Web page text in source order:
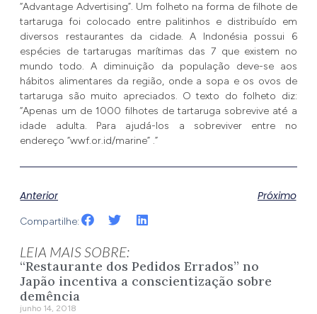
“Advantage Advertising”. Um folheto na forma de filhote de
tartaruga foi colocado entre palitinhos e distribuído em
diversos restaurantes da cidade. A Indonésia possui 6
espécies de tartarugas marítimas das 7 que existem no
mundo todo. A diminuição da população deve-se aos
hábitos alimentares da região, onde a sopa e os ovos de
tartaruga são muito apreciados. O texto do folheto diz:
“Apenas um de 1000 filhotes de tartaruga sobrevive até a
idade adulta. Para ajudá-los a sobreviver entre no
endereço “wwf.or.id/marine” .”
Anterior Próximo
Compartilhe:
LEIA MAIS SOBRE:
“Restaurante dos Pedidos Errados” no
Japão incentiva a conscientização sobre
demência
junho 14, 2018